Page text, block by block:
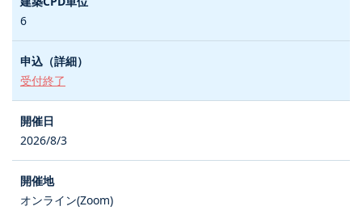
6
受付終了
2026/8/3
オンライン(Zoom)